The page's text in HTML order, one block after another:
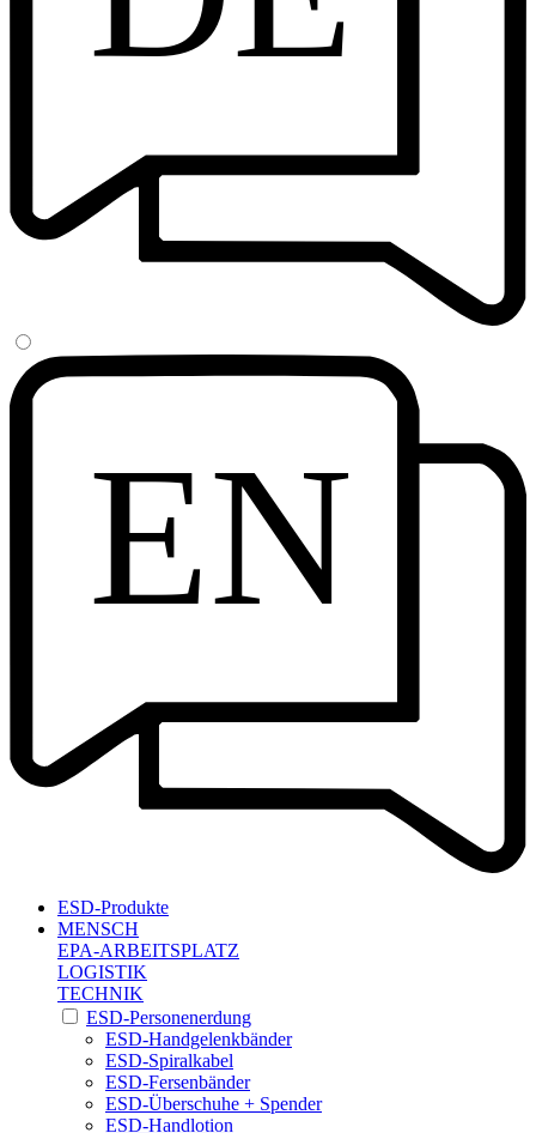
EN
ESD-Produkte
MENSCH
EPA-ARBEITSPLATZ
LOGISTIK
TECHNIK
ESD-Personenerdung
ESD-Handgelenkbänder
ESD-Spiralkabel
ESD-Fersenbänder
ESD-Überschuhe + Spender
ESD-Handlotion